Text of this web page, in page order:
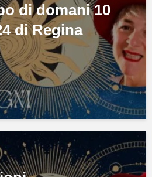
di domani 10
di Regina